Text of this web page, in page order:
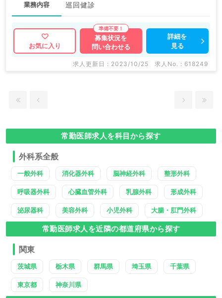
業務内容 巡回健診
お気に入り
募集状況を
問い合わせる
詳細を
見る
求人更新日 : 2023/10/25 求人No. : 618249
常勤医師求人を科目から探す
外科系全般
一般外科 消化器外科 脳神経外科 整形外科
呼吸器外科 心臓血管外科 乳腺外科 形成外科
泌尿器科 美容外科 小児外科 大腸・肛門外科
常勤医師求人を近隣の都道府県から探す
関東
茨城県 栃木県 群馬県 埼玉県 千葉県
東京都 神奈川県